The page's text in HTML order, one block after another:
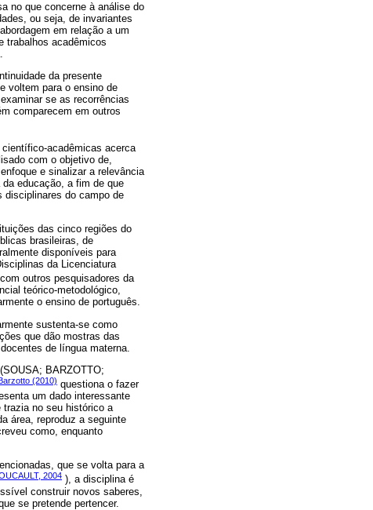
no que concerne à análise do
ou seja, de invariantes
em relação a um
trabalhos acadêmicos
da presente
voltem para o ensino de
se as recorrências
comparecem em outros
acadêmicas acerca
com o objetivo de,
e sinalizar a relevância
educação, a fim de que
disciplinares do campo de
das cinco regiões do
brasileiras, de
disponíveis para
da Licenciatura
outros pesquisadores da
teórico-metodológico,
o ensino de português.
sustenta-se como
que dão mostras das
de língua materna.
(SOUSA; BARZOTTO;
(2010) questiona o fazer
um dado interessante
trazia no seu histórico a
área, reproduz a seguinte
como, enquanto
que se volta para a
2004 ), a disciplina é
construir novos saberes,
se pretende pertencer.